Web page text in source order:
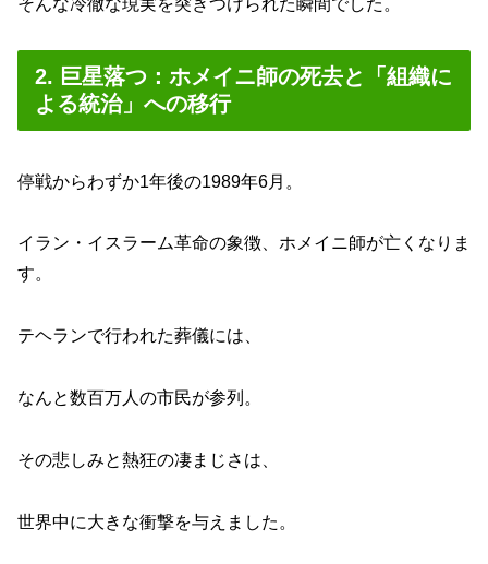
2. 巨星落つ：ホメイニ師の死去と「組織に
よる統治」への移行
停戦からわずか1年後の1989年6月。
イラン・イスラーム革命の象徴、ホメイニ師が亡くなりま
す。
テヘランで行われた葬儀には、
なんと数百万人の市民が参列。
その悲しみと熱狂の凄まじさは、
世界中に大きな衝撃を与えました。